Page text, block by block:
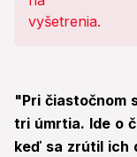
"Pri čiastočnom
tri úmrtia. Ide o
keď sa zrútil ich